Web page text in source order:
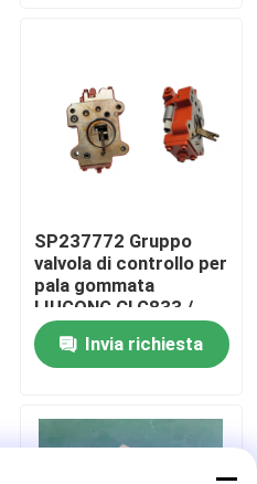
SP237772 Gruppo
valvola di controllo per
pala gommata
LIUGONG CLG833 /
CLG833H CLG835 /
CLG835H CLG836 /
CLG836H ZL30E /
Invia richiesta